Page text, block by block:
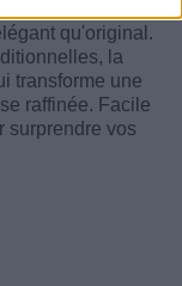
qu'original.
la
transforme une
raffinée. Facile
surprendre vos